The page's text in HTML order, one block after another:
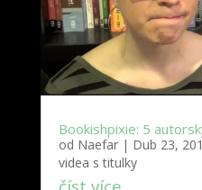
Bookishpixie: 5
od Naefar| Dub 23,
videa s titulky